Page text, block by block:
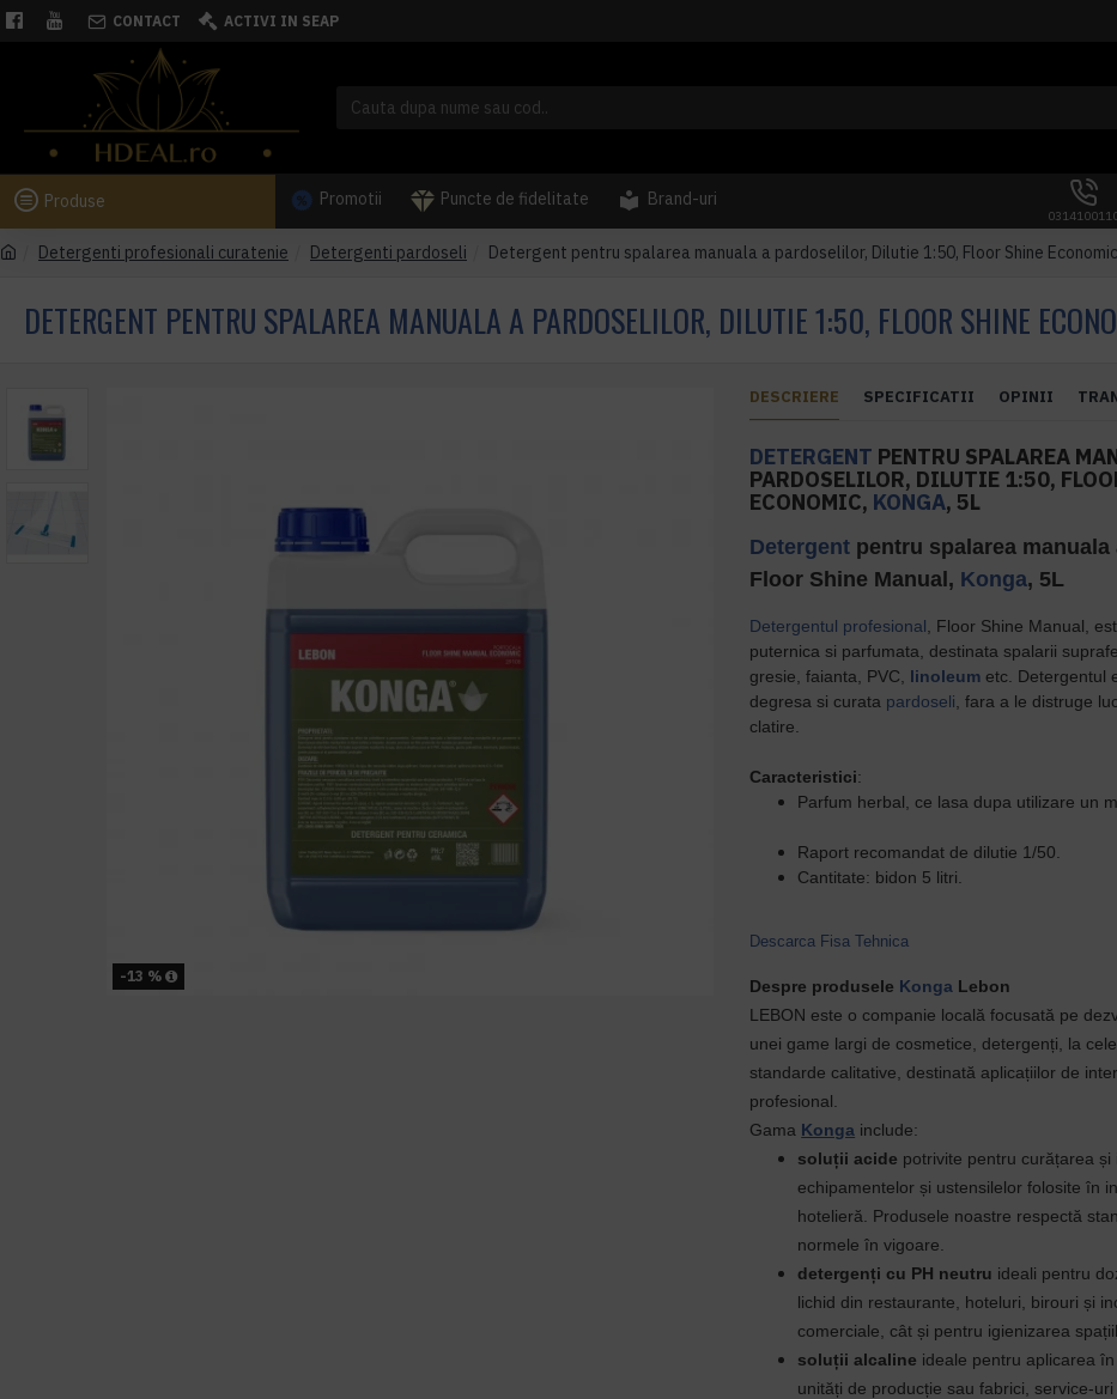
CONTACT ACTIVI IN SEAP
Produse Promotii Puncte de fidelitate Brand-uri
Detergenti profesionali curatenie Detergenti pardoseli Detergent pentru spalarea manuala a pardoselilor, Dilutie 1:50, Floor Shine
DETERGENT PENTRU SPALAREA MANUALA A PARDOSELILOR, DILUTIE 1:50, FLOOR SHINE
-13 %
DESCRIERE SPECIFICATII OPINII
DETERGENT PENTRU SPALAREA
PARDOSELILOR, DILUTIE 1:50,
ECONOMIC, KONGA, 5L
Detergent pentru spalarea
Floor Shine Manual, Konga, 5L
Detergentul profesional , Floor Shine Manual,
puternica si parfumata, destinata spalarii
gresie, faianta, PVC, linoleum etc. Detergentul
degresa si curata pardoseli , fara a le distruge
clatire.
Caracteristici:
Parfum herbal, ce lasa dupa utilizare un
Raport recomandat de dilutie 1/50.
Cantitate: bidon 5 litri.
Descarca Fisa Tehnica
Despre produsele Konga Lebon
LEBON este o companie locală focusată pe
unei game largi de cosmetice, detergenți, la
standarde calitative, destinată aplicațiilor de
profesional.
Gama Konga include:
soluții acide potrivite pentru curățarea și
echipamentelor și ustensilelor folosite în
hotelieră. Produsele noastre respectă
normele în vigoare.
detergenți cu PH neutru ideali pentru
lichid din restaurante, hoteluri, birouri și
comerciale, cât și pentru igienizarea
soluții alcaline ideale pentru aplicarea
unități de producție sau fabrici, service-